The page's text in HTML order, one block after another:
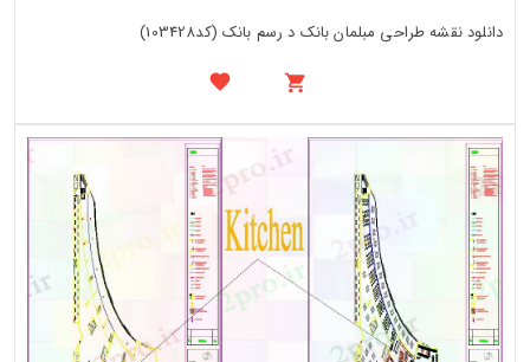
دانلود نقشه طراحی مبلمان بانک د رسم بانک (کد103428)